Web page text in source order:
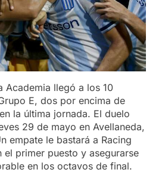
Academia llegó a los 10
E, dos por encima de
la última jornada. El duelo
29 de mayo en Avellaneda,
empate le bastará a Racing
el primer puesto y asegurarse
en los octavos de final.